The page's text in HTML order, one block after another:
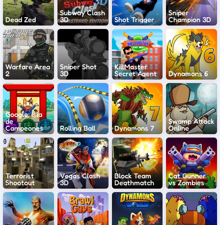
Dead Zed
Subway Clash
3D
Shot Trigger
Sniper
Champion 3D
Warfare Area
2
Sniper Shot
3D
KillMaster
Secret Agent
Dynamons 6
Google: Isla
de
Campeones
Rolling Ball Dynamons 7
Swamp Attack
Online
Terrorist
Shootout
Vegas Clash
3D
Block Team
Deathmatch
Cat Gunner
vs Zombies